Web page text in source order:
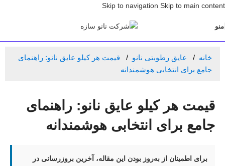
Skip to navigation Skip to main content
منو
خانه عایق رطوبتی نانو
قیمت هر کیلو عایق نانو: راهنمای
جامع برای انتخابی هوشمندانه
قیمت هر کیلو عایق نانو: راهنمای
جامع برای انتخابی هوشمندانه
برای اطمینان از به‌روز بودن این مقاله، آخرین بروزرسانی در